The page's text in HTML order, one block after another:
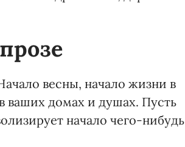
весны, начало жизни в
ваших домах и душах. Пусть
начало чего-нибудь